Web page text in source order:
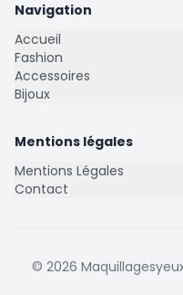
Navigation
Accueil
Fashion
Accessoires
Bijoux
Mentions légales
Mentions Légales
Contact
© 2026